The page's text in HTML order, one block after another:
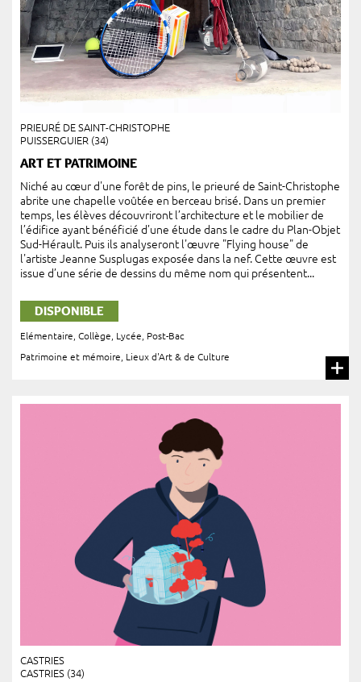
PRIEURÉ DE SAINT-CHRISTOPHE
PUISSERGUIER (34)
ART ET PATRIMOINE
Niché au cœur d'une forêt de pins, le prieuré de Saint-Christophe
abrite une chapelle voûtée en berceau brisé. Dans un premier
temps, les élèves découvriront l’architecture et le mobilier de
l’édifice ayant bénéficié d’une étude dans le cadre du Plan-Objet
Sud-Hérault. Puis ils analyseront l'œuvre "Flying house" de
l'artiste Jeanne Susplugas exposée dans la nef. Cette œuvre est
issue d’une série de dessins du même nom qui présentent...
DISPONIBLE
Elémentaire Collège Lycée
Post-Bac
Patrimoine et mémoire
Lieux d'Art & de Culture
CASTRIES
CASTRIES (34)